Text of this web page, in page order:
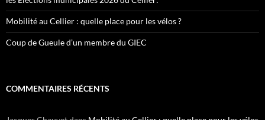
Mobilité au Cellier : quelle place pour les vélos ?
Coup de Gueule d’un membre du GIEC
COMMENTAIRES RÉCENTS